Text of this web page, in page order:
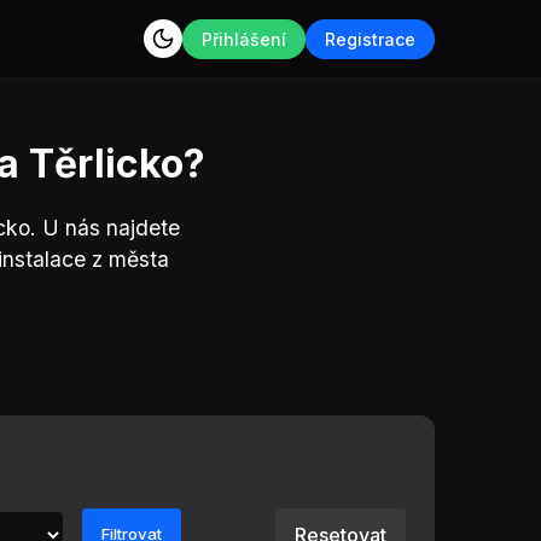
Přihlášení Registrace
Těrlicko?
U nás najdete
z města
Filtrovat Resetovat